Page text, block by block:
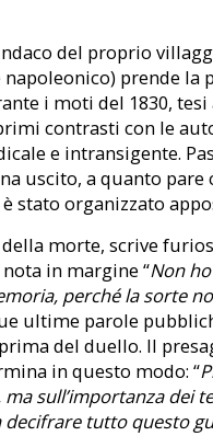
del proprio
prende la
i moti del 1830, tesi
contrasti con le
e intransigente.
uscito, a quanto pare
stato organizzato
morte, scrive
in margine “Non
perché la sorte
ultime parole
del duello. Il
in questo modo: “
sull’importanza dei
tutto questo